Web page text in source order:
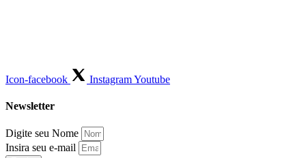
Icon-facebook InstagramYoutube
Newsletter
Digite seu Nome
Insira seu e-mail